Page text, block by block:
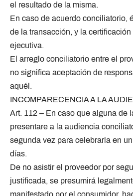
el resultado de la misma.
En caso de acuerdo conciliatorio,
de la transacción, y la
ejecutiva.
El arreglo conciliatorio entre el
no significa aceptación de
aquél.
INCOMPARECENCIA A LA
Art. 112 – En caso que alguna de
presentare a la audiencia
segunda vez para celebrarla en
días.
De no asistir el proveedor por
justificada, se presumirá
manifestado por el consumidor,